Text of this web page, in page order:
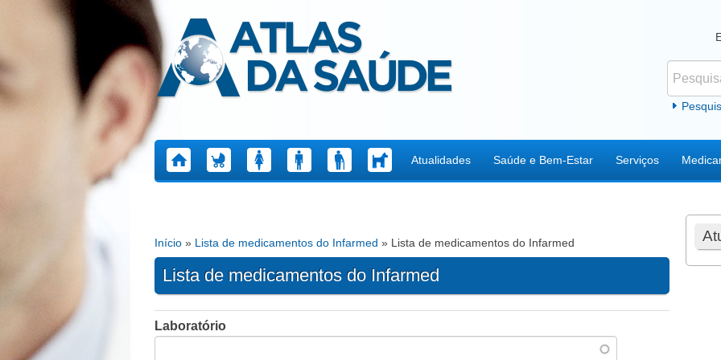
Atlas da Saúde
Atualidades Saúde e Bem-Estar Serviços
Está aqui
Início » Lista de medicamentos do Infarmed » Lista de medicamentos do Infarmed
Lista de medicamentos do Infarmed
Laboratório